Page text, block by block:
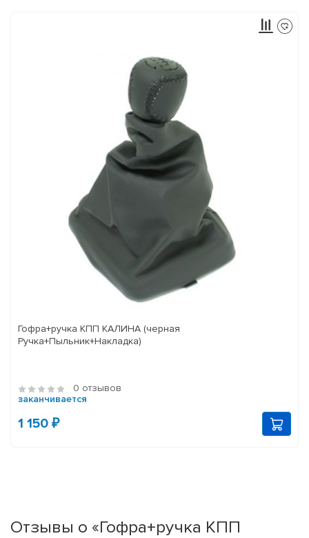
Гофра+ручка КПП КАЛИНА (черная
Ручка+Пыльник+Накладка)
0 отзывов
заканчивается
1 150 ₽
Отзывы о «Гофра+ручка КПП